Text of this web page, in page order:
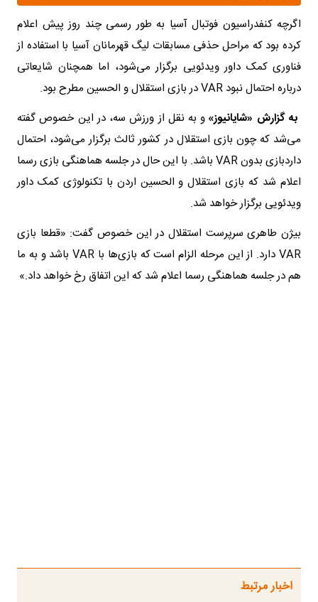
اگرچه کنفدراسیون فوتبال آسیا به طور رسمی چند روز پیش اعلام
کرده بود که مراحل حذفی مسابقات لیگ قهرمانان آسیا با استفاده از
فناوری کمک داور ویدئویی برگزار می‌شود، اما همچنان شایعاتی
درباره احتمال نبود VAR در بازی استقلال و الحسین مطرح بود.
به گزارش «شایانیوز» و به نقل از ورزش سه، در این خصوص گفته
می‌شد که چون بازی استقلال در کشور ثالث برگزار می‌شود، احتمال
داردبازی بدون VAR باشد. با این حال در جلسه هماهنگی بازی رسما
اعلام شد که بازی استقلال و الحسین اردن با تکنولوژی کمک داور
ویدئویی برگزار خواهد شد.
بیژن طاهری سرپرست استقلال در این خصوص گفت: «قطعا بازی
VAR دارد. از این مرحله الزام است که بازی‌ها با VAR باشد و به ما
هم در جلسه هماهنگی رسما اعلام شد که این اتفاق رخ خواهد داد.»
اخبار مرتبط